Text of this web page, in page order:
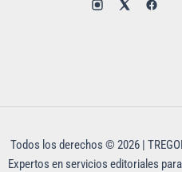
Todos los derechos © 2026 |
Expertos en servicios editoriales